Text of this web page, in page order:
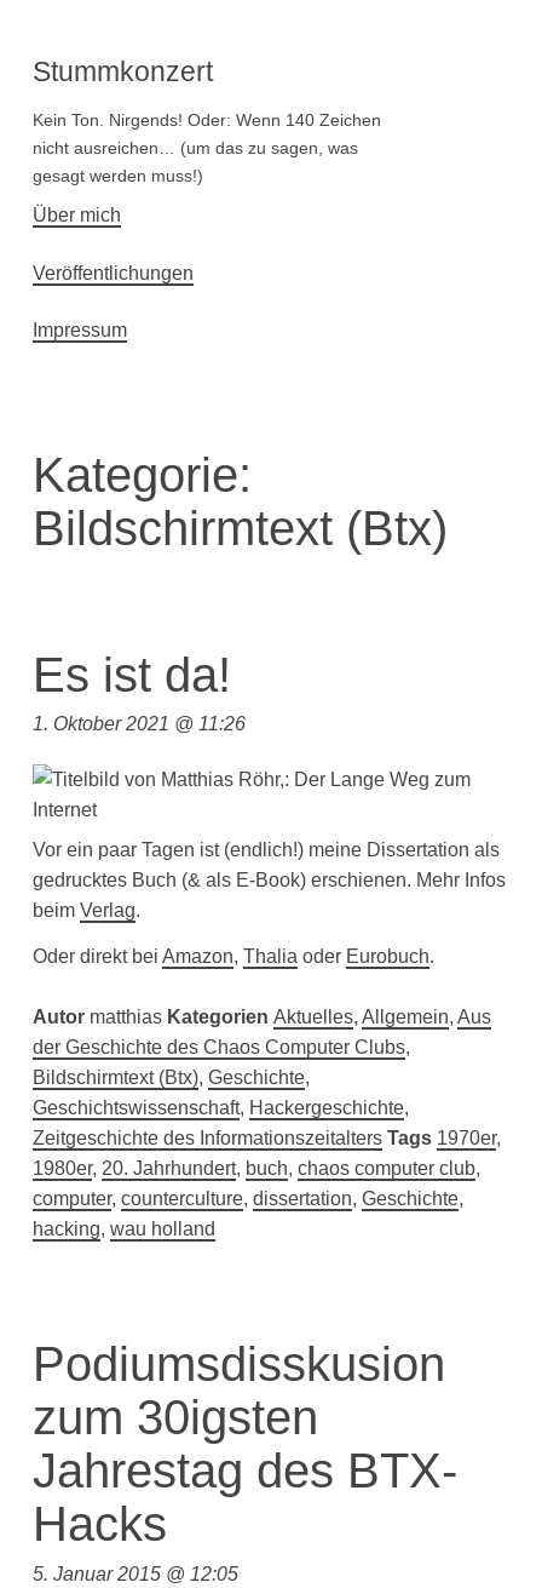
Stummkonzert
Kein Ton. Nirgends! Oder: Wenn 140 Zeichen
nicht ausreichen… (um das zu sagen, was
gesagt werden muss!)
Hauptnavigation
Über mich
Veröffentlichungen
Impressum
Kategorie:
Bildschirmtext (Btx)
Es ist da!
1. Oktober 2021 @ 11:26
Vor ein paar Tagen ist (endlich!) meine Dissertation als
gedrucktes Buch (& als E-Book) erschienen. Mehr Infos
beim Verlag.
Oder direkt bei Amazon, Thalia oder Eurobuch.
Autor matthias Kategorien Aktuelles, Allgemein, Aus
der Geschichte des Chaos Computer Clubs,
Bildschirmtext (Btx), Geschichte,
Geschichtswissenschaft, Hackergeschichte,
Zeitgeschichte des Informationszeitalters Tags 1970er,
1980er, 20. Jahrhundert, buch, chaos computer club,
computer, counterculture, dissertation, Geschichte,
hacking, wau holland
Podiumsdisskusion
zum 30igsten
Jahrestag des BTX-
Hacks
5. Januar 2015 @ 12:05